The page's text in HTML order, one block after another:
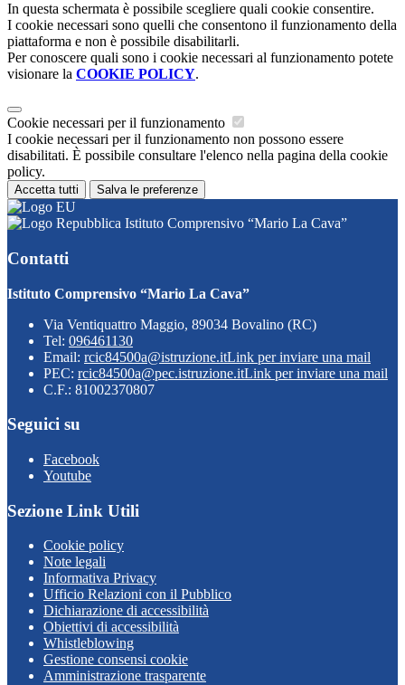
In questa schermata è possibile scegliere quali cookie consentire.
I cookie necessari sono quelli che consentono il funzionamento della
piattaforma e non è possibile disabilitarli.
Per conoscere quali sono i cookie necessari al funzionamento potete
visionare la COOKIE POLICY.
Cookie necessari per il funzionamento
I cookie necessari per il funzionamento non possono essere
disabilitati. È possibile consultare l'elenco nella pagina della cookie
policy.
Accetta tutti Salva le preferenze
Istituto Comprensivo “Mario La Cava”
Contatti
Istituto Comprensivo “Mario La Cava”
Via Ventiquattro Maggio, 89034 Bovalino (RC)
Tel: 096461130
Email: rcic84500a@istruzione.itLink per inviare una mail
PEC: rcic84500a@pec.istruzione.itLink per inviare una mail
C.F.: 81002370807
Seguici su
Facebook
Youtube
Sezione Link Utili
Cookie policy
Note legali
Informativa Privacy
Ufficio Relazioni con il Pubblico
Dichiarazione di accessibilità
Obiettivi di accessibilità
Whistleblowing
Gestione consensi cookie
Amministrazione trasparente